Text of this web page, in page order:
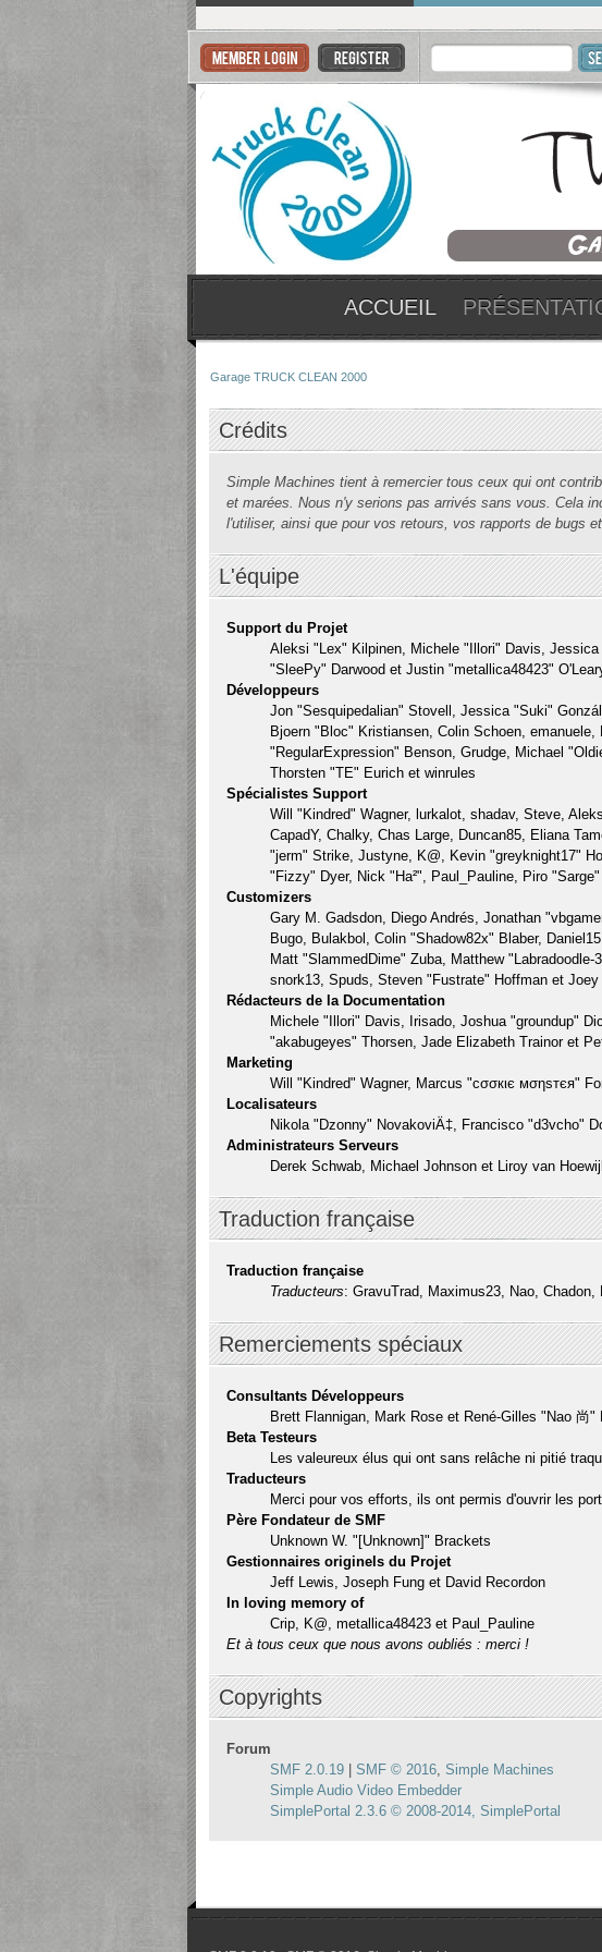
ACCUEIL
Garage TRUCK CLEAN 2000
Crédits
Simple Machines tient à remercier tous ceux qui ont
et marées. Nous n'y serions pas arrivés sans vous. Cela
l'utiliser, ainsi que pour vos retours, vos rapports de bugs
L'équipe
Support du Projet
Aleksi "Lex" Kilpinen, Michele "Illori" Davis,
"SleePy" Darwood et Justin "metallica48423"
Développeurs
Jon "Sesquipedalian" Stovell, Jessica "Suki"
Bjoern "Bloc" Kristiansen, Colin Schoen,
"RegularExpression" Benson, Grudge, Michael
Thorsten "TE" Eurich et winrules
Spécialistes Support
Will "Kindred" Wagner, lurkalot, shadav, Steve,
CapadY, Chalky, Chas Large, Duncan85, Eliana
"jerm" Strike, Justyne, K@, Kevin "greyknight17"
"Fizzy" Dyer, Nick "Ha²", Paul_Pauline, Piro
Customizers
Gary M. Gadsdon, Diego Andrés, Jonathan
Bugo, Bulakbol, Colin "Shadow82x" Blaber,
Matt "SlammedDime" Zuba, Matthew
snork13, Spuds, Steven "Fustrate" Hoffman et
Rédacteurs de la Documentation
Michele "Illori" Davis, Irisado, Joshua "groundup"
"akabugeyes" Thorsen, Jade Elizabeth Trainor et
Marketing
Will "Kindred" Wagner, Marcus "cσσкιє мσηѕтєя"
Localisateurs
Nikola "Dzonny" NovakoviÄ‡, Francisco "d3vcho"
Administrateurs Serveurs
Derek Schwab, Michael Johnson et Liroy van
Traduction française
Traduction française
Traducteurs: GravuTrad, Maximus23, Nao, Chadon,
Remerciements spéciaux
Consultants Développeurs
Brett Flannigan, Mark Rose et René-Gilles "Nao 尚"
Beta Testeurs
Les valeureux élus qui ont sans relâche ni pitié
Traducteurs
Merci pour vos efforts, ils ont permis d'ouvrir les
Père Fondateur de SMF
Unknown W. "[Unknown]" Brackets
Gestionnaires originels du Projet
Jeff Lewis, Joseph Fung et David Recordon
In loving memory of
Crip, K@, metallica48423 et Paul_Pauline
Et à tous ceux que nous avons oubliés : merci !
Copyrights
Forum
SMF 2.0.19| SMF © 2016, Simple Machines
Simple Audio Video Embedder
SimplePortal 2.3.6 © 2008-2014, SimplePortal